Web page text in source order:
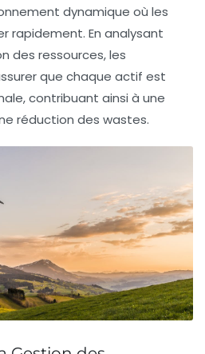
dynamique où les
rapidement. En analysant
des ressources, les
que chaque actif est
contribuant ainsi à une
réduction des wastes.